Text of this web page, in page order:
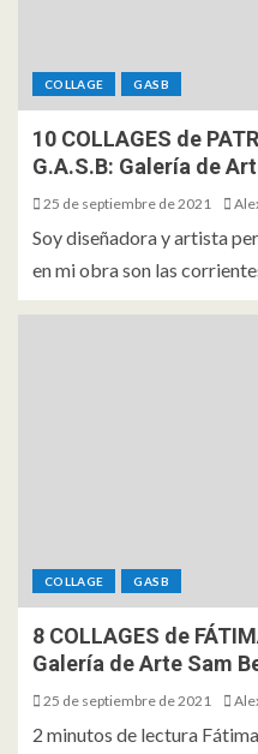
COLLAGE GASB
10 COLLAGES de
G.A.S.B: Galería de
25 de septiembre de 2021
Soy diseñadora y artista
en mi obra son las
COLLAGE GASB
8 COLLAGES de
Galería de Arte Sam
25 de septiembre de 2021
2 minutos de lectura